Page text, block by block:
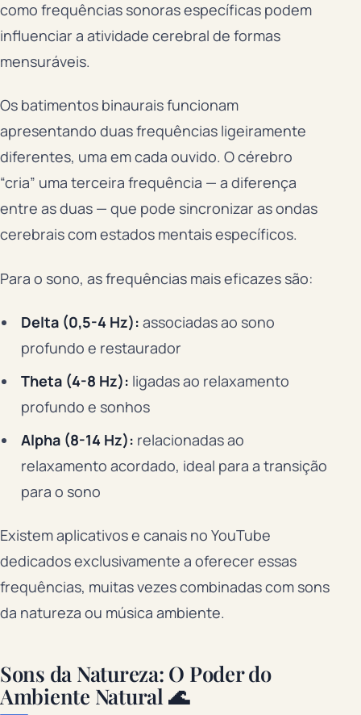
como frequências sonoras específicas podem
influenciar a atividade cerebral de formas
mensuráveis.
Os batimentos binaurais funcionam
apresentando duas frequências ligeiramente
diferentes, uma em cada ouvido. O cérebro
“cria” uma terceira frequência — a diferença
entre as duas — que pode sincronizar as ondas
cerebrais com estados mentais específicos.
Para o sono, as frequências mais eficazes são:
Delta (0,5-4 Hz): associadas ao sono
profundo e restaurador
Theta (4-8 Hz): ligadas ao relaxamento
profundo e sonhos
Alpha (8-14 Hz): relacionadas ao
relaxamento acordado, ideal para a transição
para o sono
Existem aplicativos e canais no YouTube
dedicados exclusivamente a oferecer essas
frequências, muitas vezes combinadas com sons
da natureza ou música ambiente.
Sons da Natureza: O Poder do
Ambiente Natural 🌊